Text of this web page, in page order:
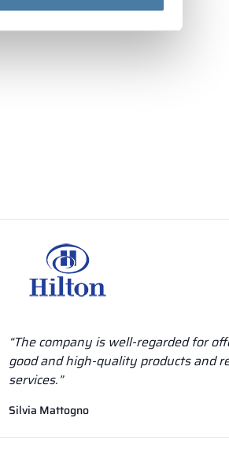
“The company is well-regarded for
good and high-quality products and
services.”
Silvia Mattogno